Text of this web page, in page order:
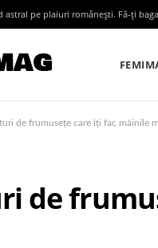
astral pe plaiuri românești. Fă-ți
de frumusețe care îți fac mâinile
de